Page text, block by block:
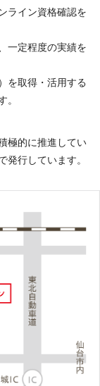
ライン資格確認を
一定程度の実績を
を取得・活用する
。
極的に推進してい
発行しています。